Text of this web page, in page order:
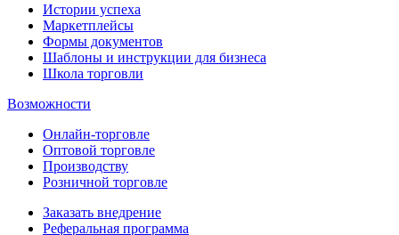
Истории успеха
Маркетплейсы
Формы документов
Шаблоны и инструкции для бизнеса
Школа торговли
Возможности
Онлайн-торговле
Оптовой торговле
Производству
Розничной торговле
Заказать внедрение
Реферальная программа